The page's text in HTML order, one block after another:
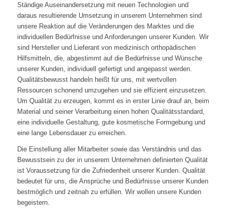
Ständige Auseinandersetzung mit neuen Technologien und
daraus resultierende Umsetzung in unserem Unternehmen sind
unsere Reaktion auf die Veränderungen des Marktes und die
individuellen Bedürfnisse und Anforderungen unserer Kunden. Wir
sind Hersteller und Lieferant von medizinisch orthopädischen
Hilfsmitteln, die, abgestimmt auf die Bedürfnisse und Wünsche
unserer Kunden, individuell gefertigt und angepasst werden.
Qualitätsbewusst handeln heißt für uns, mit wertvollen
Ressourcen schonend umzugehen und sie effizient einzusetzen.
Um Qualität zu erzeugen, kommt es in erster Linie drauf an, beim
Material und seiner Verarbeitung einen hohen Qualitätsstandard,
eine individuelle Gestaltung, gute kosmetische Formgebung und
eine lange Lebensdauer zu erreichen.
Die Einstellung aller Mitarbeiter sowie das Verständnis und das
Bewusstsein zu der in unserem Unternehmen definierten Qualität
ist Voraussetzung für die Zufriedenheit unserer Kunden. Qualität
bedeutet für uns, die Ansprüche und Bedürfnisse unserer Kunden
bestmöglich und zeitnah zu erfüllen. Wir wollen unsere Kunden
begeistern.